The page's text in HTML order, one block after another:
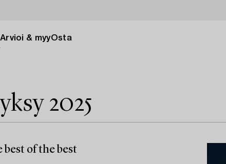
Arvioi & myyOsta
2025
of the best